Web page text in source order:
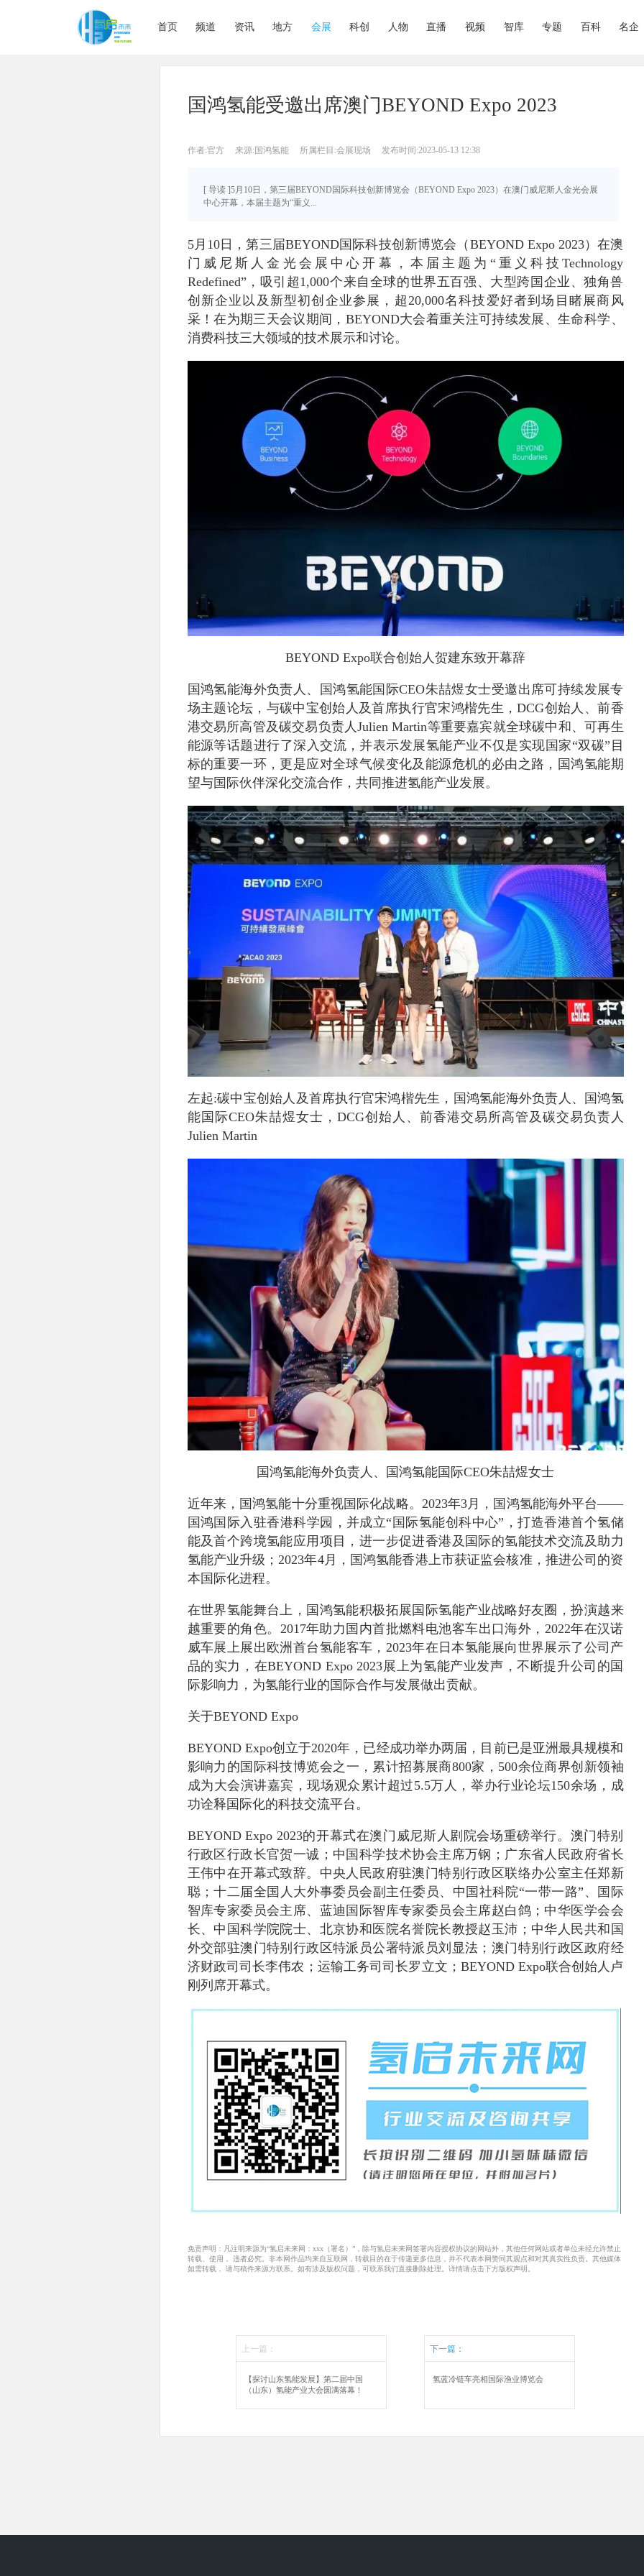
首页 频道 资讯 地方 会展 科创 人物 直播 视频 智库 专题 百科 名企
国鸿氢能受邀出席澳门BEYOND Expo 2023
作者:官方 来源:国鸿氢能 所属栏目:会展现场 发布时间:2023-05-13 12:38
[ 导读 ]5月10日，第三届BEYOND国际科技创新博览会（BEYOND Expo 2023）在澳门威尼斯人金光会展
中心开幕，本届主题为“重义...
5月10日，第三届BEYOND国际科技创新博览会（BEYOND Expo 2023）在澳
门威尼斯人金光会展中心开幕，本届主题为“重义科技Technology
Redefined”，吸引超1,000个来自全球的世界五百强、大型跨国企业、独角兽
创新企业以及新型初创企业参展，超20,000名科技爱好者到场目睹展商风
采！在为期三天会议期间，BEYOND大会着重关注可持续发展、生命科学、
消费科技三大领域的技术展示和讨论。
BEYOND Expo联合创始人贺建东致开幕辞
国鸿氢能海外负责人、国鸿氢能国际CEO朱喆煜女士受邀出席可持续发展专
场主题论坛，与碳中宝创始人及首席执行官宋鸿楷先生，DCG创始人、前香
港交易所高管及碳交易负责人Julien Martin等重要嘉宾就全球碳中和、可再生
能源等话题进行了深入交流，并表示发展氢能产业不仅是实现国家“双碳”目
标的重要一环，更是应对全球气候变化及能源危机的必由之路，国鸿氢能期
望与国际伙伴深化交流合作，共同推进氢能产业发展。
左起:碳中宝创始人及首席执行官宋鸿楷先生，国鸿氢能海外负责人、国鸿氢
能国际CEO朱喆煜女士，DCG创始人、前香港交易所高管及碳交易负责人
Julien Martin
国鸿氢能海外负责人、国鸿氢能国际CEO朱喆煜女士
近年来，国鸿氢能十分重视国际化战略。2023年3月，国鸿氢能海外平台——
国鸿国际入驻香港科学园，并成立“国际氢能创科中心”，打造香港首个氢储
能及首个跨境氢能应用项目，进一步促进香港及国际的氢能技术交流及助力
氢能产业升级；2023年4月，国鸿氢能香港上市获证监会核准，推进公司的资
本国际化进程。
在世界氢能舞台上，国鸿氢能积极拓展国际氢能产业战略好友圈，扮演越来
越重要的角色。2017年助力国内首批燃料电池客车出口海外，2022年在汉诺
威车展上展出欧洲首台氢能客车，2023年在日本氢能展向世界展示了公司产
品的实力，在BEYOND Expo 2023展上为氢能产业发声，不断提升公司的国
际影响力，为氢能行业的国际合作与发展做出贡献。
关于BEYOND Expo
BEYOND Expo创立于2020年，已经成功举办两届，目前已是亚洲最具规模和
影响力的国际科技博览会之一，累计招募展商800家，500余位商界创新领袖
成为大会演讲嘉宾，现场观众累计超过5.5万人，举办行业论坛150余场，成
功诠释国际化的科技交流平台。
BEYOND Expo 2023的开幕式在澳门威尼斯人剧院会场重磅举行。澳门特别
行政区行政长官贺一诚；中国科学技术协会主席万钢；广东省人民政府省长
王伟中在开幕式致辞。中央人民政府驻澳门特别行政区联络办公室主任郑新
聪；十二届全国人大外事委员会副主任委员、中国社科院“一带一路”、国际
智库专家委员会主席、蓝迪国际智库专家委员会主席赵白鸽；中华医学会会
长、中国科学院院士、北京协和医院名誉院长教授赵玉沛；中华人民共和国
外交部驻澳门特别行政区特派员公署特派员刘显法；澳门特别行政区政府经
济财政司司长李伟农；运输工务司司长罗立文；BEYOND Expo联合创始人卢
刚列席开幕式。
免责声明：凡注明来源为“氢启未来网：xxx（署名）”，除与氢启未来网签署内容授权协议的网站外，其他任何网站或者单位未经允许禁止
转载、使用， 违者必究。非本网作品均来自互联网，转载目的在于传递更多信息，并不代表本网赞同其观点和对其真实性负责。其他媒体
如需转载， 请与稿件来源方联系。如有涉及版权问题，可联系我们直接删除处理。详情请点击下方版权声明。
上一篇：
【探讨山东氢能发展】第二届中国
（山东）氢能产业大会圆满落幕！
下一篇：
氢蓝冷链车亮相国际渔业博览会